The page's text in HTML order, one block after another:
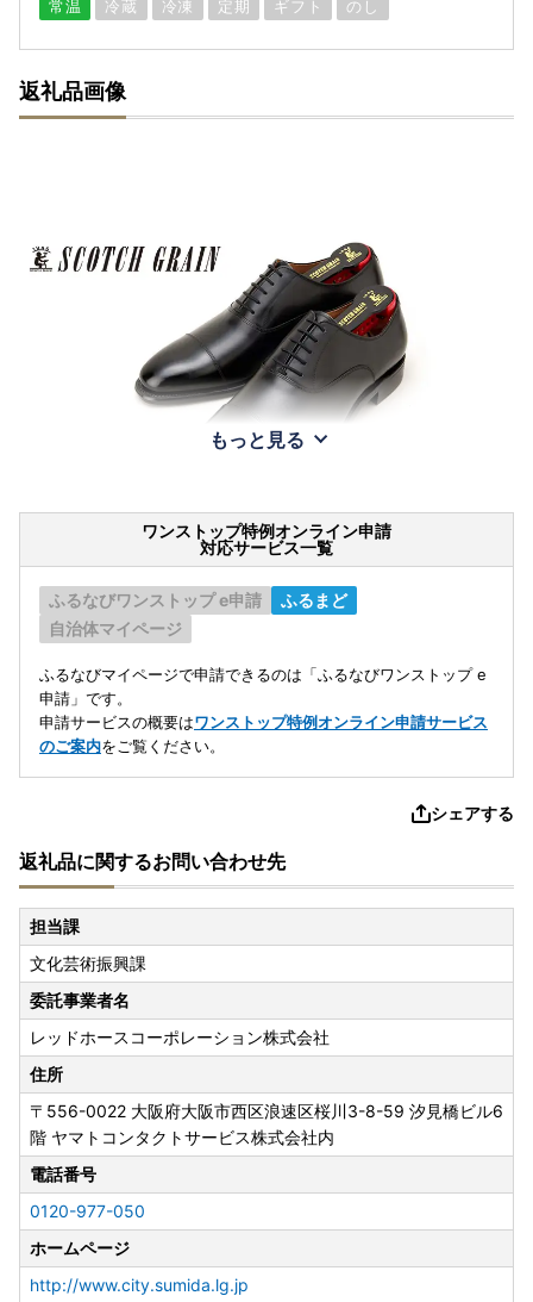
常温 冷蔵 冷凍 定期 ギフト のし
返礼品画像
もっと見る
ワンストップ特例オンライン申請
対応サービス一覧
ふるなびワンストップ e申請
ふるまど
自治体マイページ
ふるなびマイページで申請できるのは「ふるなびワンストップ e
申請」です。
申請サービスの概要はワンストップ特例オンライン申請サービス
のご案内をご覧ください。
シェアする
返礼品に関するお問い合わせ先
担当課
文化芸術振興課
委託事業者名
レッドホースコーポレーション株式会社
住所
〒556-0022 大阪府大阪市西区浪速区桜川3-8-59 汐見橋ビル6
階 ヤマトコンタクトサービス株式会社内
電話番号
0120-977-050
ホームページ
http://www.city.sumida.lg.jp